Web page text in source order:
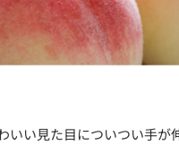
いい見た目についつい手